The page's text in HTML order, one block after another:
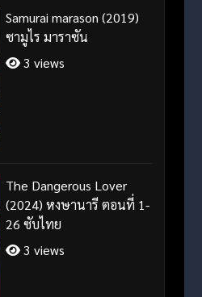
Samurai marason (2019)
ซามูไร มาราซัน
3 views
The Dangerous Lover
(2024) หงษานารี ตอนที่ 1-
26 ซับไทย
3 views